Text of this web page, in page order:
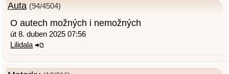
Auta (94/4504)
O autech možných i nemožných
út 8. duben 2025 07:56
Lilidala